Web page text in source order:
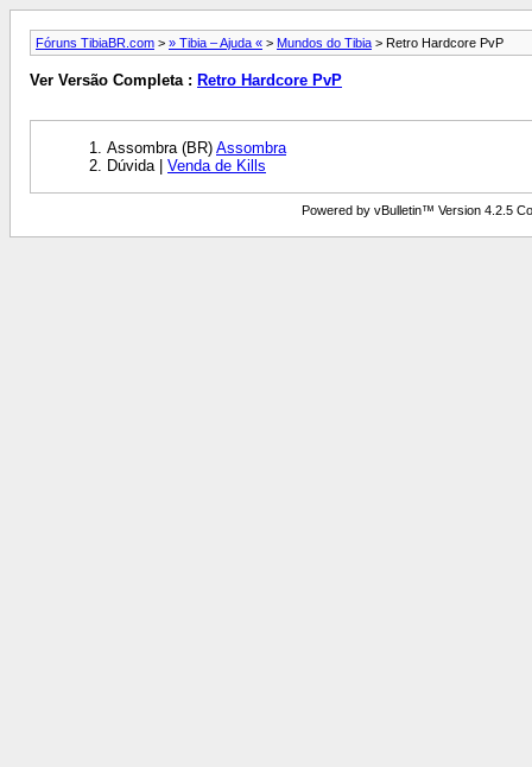
Fóruns TibiaBR.com > » Tibia – Ajuda « > Mundos do Tibia > Retro Hardcore PvP
Ver Versão Completa : Retro Hardcore PvP
Assombra (BR) Assombra
Dúvida | Venda de Kills
Powered by vBulletin™ Version 4.2.5